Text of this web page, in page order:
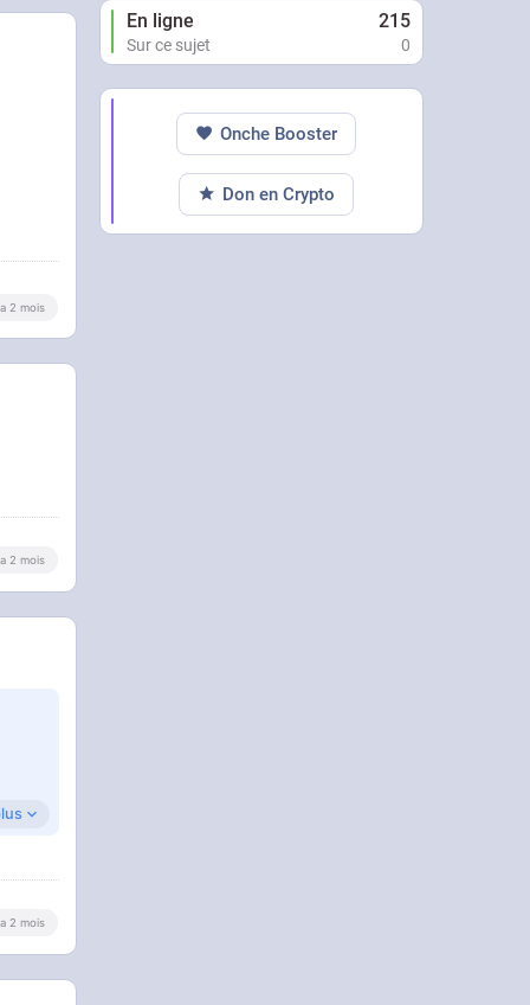
2 mois
2 mois
2 mois
En ligne 215
Sur ce sujet 0
Onche Booster
Don en Crypto